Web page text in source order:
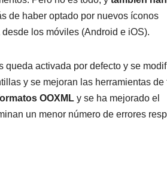
de haber optado por nuevos íconos
los móviles (Android e iOS).
queda activada por defecto y se
y se mejoran las herramientas de
OOXML y se ha mejorado el
un menor número de errores